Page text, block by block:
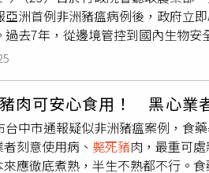
斯林等境內沒有豬隻產業的國家
洲豬瘟病毒豬場的其他豬隻，但
為使用了地下水，病毒透過地下
製等，如果要掩埋，必須要確認是
台灣多處地下水連通的，可能會
進行處理。
亞洲首例非洲豬瘟病例後，政府立
去7年，從邊境管控到國內生物
但令人遺憾的是，本（10）月21
性，他已立即要求農業部及相關部
外，目前也已暫停廚餘養豬，俟
最小範圍之中，並在最短時間內
榮泰表示，中央已在臺中設置前
處置，希望在最短時間內將漏洞
肉可安心食用！ 黑心業
台中市通報疑似非洲豬瘟案例，食
刻意使用病、 斃死豬肉，最重可
應徹底煮熟，半生不熟都不行。